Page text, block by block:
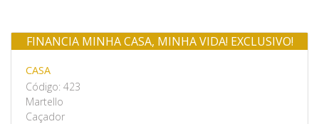
Venda
FINANCIA MINHA CASA, MINHA VIDA! EXCLUSIVO!
CASA
Código: 423
Martello
Caçador